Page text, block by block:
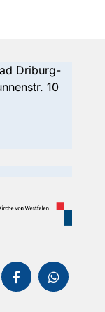
Driburg-
10